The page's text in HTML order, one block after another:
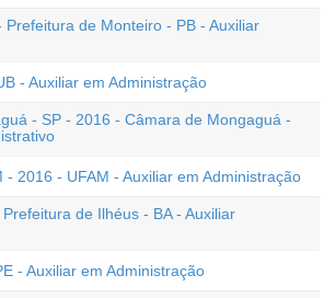
Prefeitura de Monteiro - PB - Auxiliar
- Auxiliar em Administração
- SP - 2016 - Câmara de Mongaguá -
- 2016 - UFAM - Auxiliar em Administração
de Ilhéus - BA - Auxiliar
- Auxiliar em Administração